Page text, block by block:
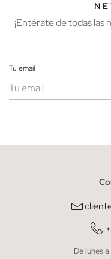
¡Entérate de todas las
Tu email
He leído y entiendo la
* Puedes cancelar
De lunes